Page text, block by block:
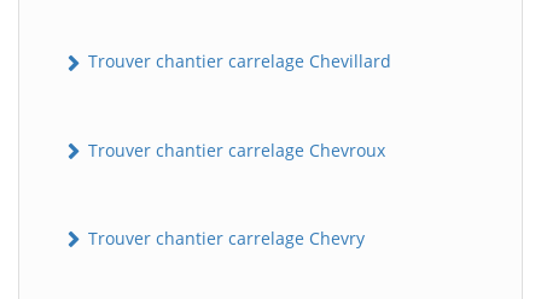
Trouver chantier carrelage Chevillard
Trouver chantier carrelage Chevroux
Trouver chantier carrelage Chevry